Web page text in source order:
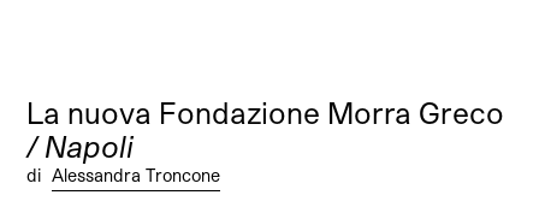
La nuova Fondazione Morra Greco
/ Napoli
di Alessandra Troncone